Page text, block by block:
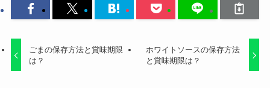
ごまの保存方法と賞味期限
は？
ホワイトソースの保存方法
と賞味期限は？